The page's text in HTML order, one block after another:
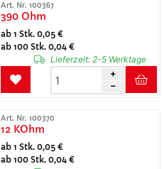
Art. Nr. 100367
390 Ohm
ab 1 Stk. 0,05 €
ab 100 Stk. 0,04 €
Lieferzeit: 2-5 Werktage
Art. Nr. 100370
12 KOhm
ab 1 Stk. 0,05 €
ab 100 Stk. 0,04 €